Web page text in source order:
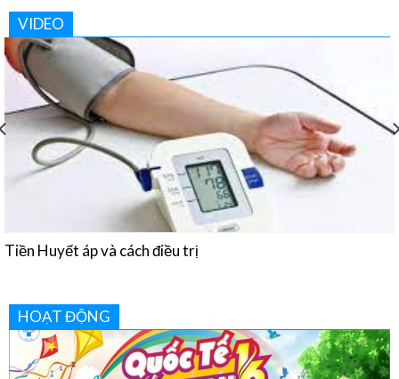
Phẫu thuật thành công cho bệnh nhân bị xương cá đâm thủng dạ dày,
gây áp xe dưới gan
28/07/2026
VIDEO
Chế độ ăn của người bệnh Đái tháo đường